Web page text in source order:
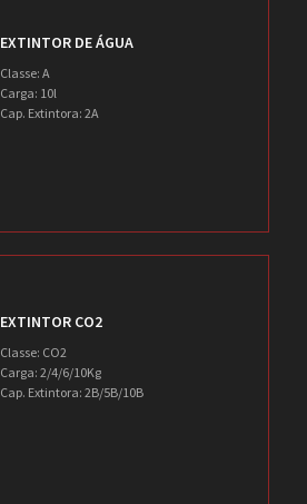
EXTINTOR DE ÁGUA
Classe: A
Carga: 10l
Cap. Extintora: 2A
EXTINTOR CO2
Classe: CO2
Carga: 2/4/6/10Kg
Cap. Extintora: 2B/5B/10B